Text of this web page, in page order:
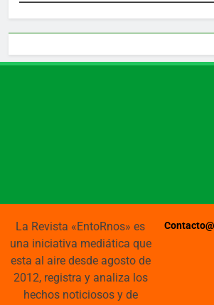
La Revista «EntoRnos» es
una iniciativa mediática que
esta al aire desde agosto de
2012, registra y analiza los
hechos noticiosos y de